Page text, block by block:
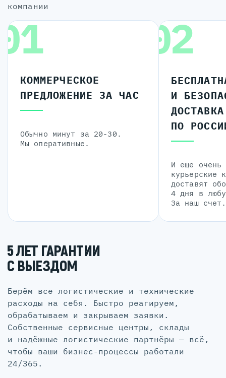
компании
КОММЕРЧЕСКОЕ
ПРЕДЛОЖЕНИЕ ЗА ЧАС
Обычно минут за 20-30.
Мы оперативные.
02
И
ДОСТАВКА
ПО
И еще очень
курьерские
доставят
4 дня в
За наш счет.
5 ЛЕТ ГАРАНТИИ
С ВЫЕЗДОМ
Берём все логистические и технические
расходы на себя. Быстро реагируем,
обрабатываем и закрываем заявки.
Собственные сервисные центры, склады
и надёжные логистические партнёры — всё,
чтобы ваши бизнес-процессы работали
24/365.